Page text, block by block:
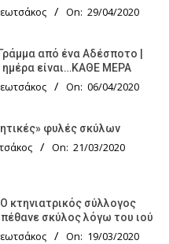
On: 29/04/2020
από ένα Αδέσποτο |
ημέρα είναι…ΚΑΘΕ ΜΕΡΑ
On: 06/04/2020
φυλές σκύλων
On: 21/03/2020
κτηνιατρικός σύλλογος
πέθανε σκύλος λόγω του ιού
On: 19/03/2020